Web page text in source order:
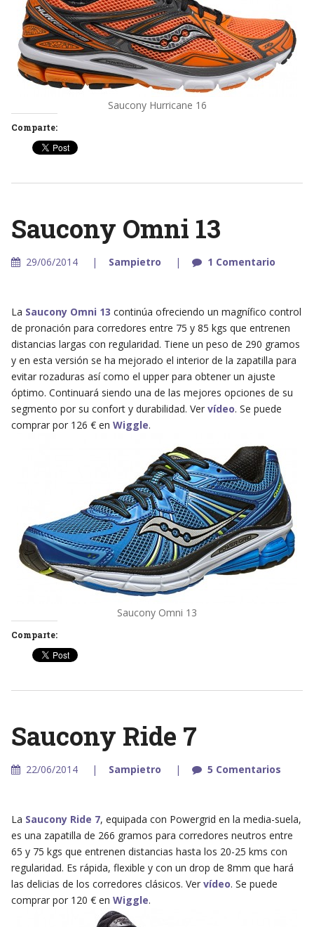
Saucony Hurricane 16
Comparte:
Saucony Omni 13
29/06/2014 Sampietro 1 Comentario
La Saucony Omni 13 continúa ofreciendo un magnífico control
de pronación para corredores entre 75 y 85 kgs que entrenen
distancias largas con regularidad. Tiene un peso de 290 gramos
y en esta versión se ha mejorado el interior de la zapatilla para
evitar rozaduras así como el upper para obtener un ajuste
óptimo. Continuará siendo una de las mejores opciones de su
segmento por su confort y durabilidad. Ver vídeo. Se puede
comprar por 126 € en Wiggle.
Saucony Omni 13
Comparte:
Saucony Ride 7
22/06/2014 Sampietro 5 Comentarios
La Saucony Ride 7, equipada con Powergrid en la media-suela,
es una zapatilla de 266 gramos para corredores neutros entre
65 y 75 kgs que entrenen distancias hasta los 20-25 kms con
regularidad. Es rápida, flexible y con un drop de 8mm que hará
las delicias de los corredores clásicos. Ver vídeo. Se puede
comprar por 120 € en Wiggle.